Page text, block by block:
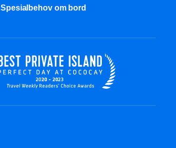
Spesialbehov om bord